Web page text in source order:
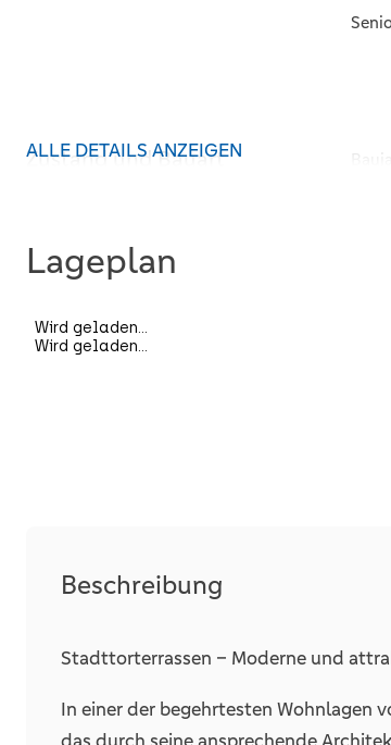
Zustand und Bauart
Details
ALLE DETAILS ANZEIGEN
Lageplan
Beschreibung
Stadttorterrassen – Moderne und
In einer der begehrtesten Wohnlagen